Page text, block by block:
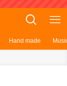
Hand made